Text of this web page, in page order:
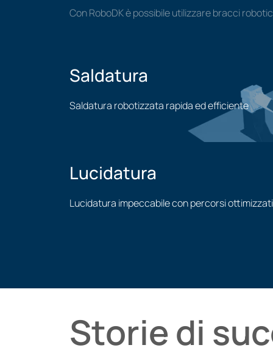
Con RoboDK è possibile utilizzare bracci
Saldatura
Saldatura robotizzata rapida ed efficiente
Lucidatura
Lucidatura impeccabile con percorsi ottimizzati
Storie di